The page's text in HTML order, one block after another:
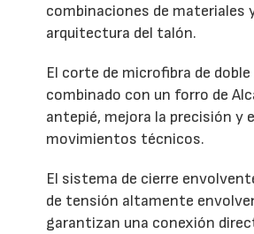
combinaciones de materiales
arquitectura del talón.
El corte de microfibra de doble
combinado con un forro de
antepié, mejora la precisión y
movimientos técnicos.
El sistema de cierre
de tensión altamente
garantizan una conexión